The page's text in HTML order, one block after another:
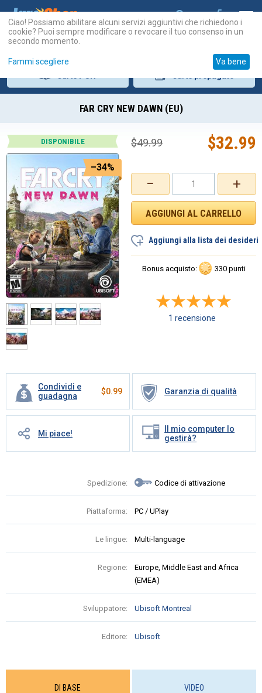
FAR CRY NEW DAWN (EU)
DISPONIBILE
–34%
Condividi e
guadagna
$0.99 Garanzia di qualità
Mi piace!
Il mio computer lo
gestirà?
Spedizione: Codice di attivazione
Piattaforma: PC / UPlay
Le lingue: Multi-language
Regione:
Europe, Middle East and Africa
(EMEA)
Sviluppatore: Ubisoft Montreal
Editore: Ubisoft
+
−
$32.99
$49.99
Aggiungi alla lista dei desideri
Bonus acquisto: 330 punti
1 recensione
DI BASE VIDEO
Ciao! Possiamo abilitare alcuni servizi aggiuntivi che richiedono i
cookie? Puoi sempre modificare o revocare il tuo consenso in un
secondo momento.
Fammi scegliere Va bene